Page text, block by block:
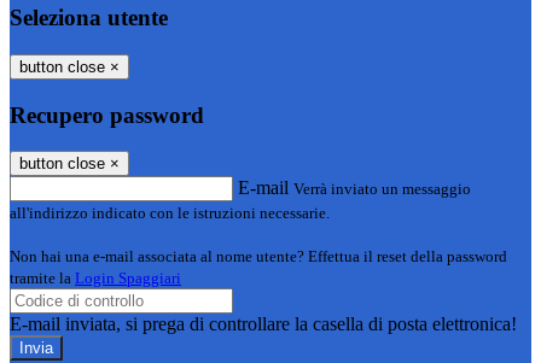
Seleziona utente
button close ×
Recupero password
button close ×
E-mail Verrà inviato un messaggio
all'indirizzo indicato con le istruzioni necessarie.
Non hai una e-mail associata al nome utente? Effettua il reset della password
tramite la Login Spaggiari
E-mail inviata, si prega di controllare la casella di posta elettronica!